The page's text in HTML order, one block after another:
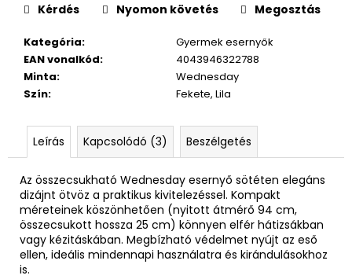
Kategória:
Gyermek esernyők
EAN vonalkód:
4043946322788
Minta:
Wednesday
Szín: Fekete, Lila
Kérdés Nyomon követés Megosztás
Leírás Kapcsolódó (3) Beszélgetés
Az összecsukható Wednesday esernyő sötéten elegáns
dizájnt ötvöz a praktikus kivitelezéssel. Kompakt
méreteinek köszönhetően (nyitott átmérő 94 cm,
összecsukott hossza 25 cm) könnyen elfér hátizsákban
vagy kézitáskában. Megbízható védelmet nyújt az eső
ellen, ideális mindennapi használatra és kirándulásokhoz
is.